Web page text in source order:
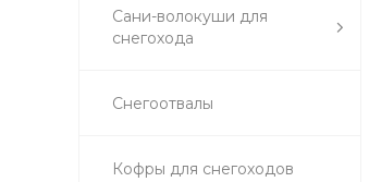
Сани-волокуши для
снегохода
Снегоотвалы
Кофры для снегоходов